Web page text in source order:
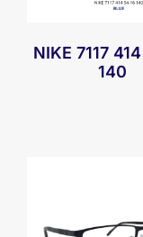
NIKE 7117
140